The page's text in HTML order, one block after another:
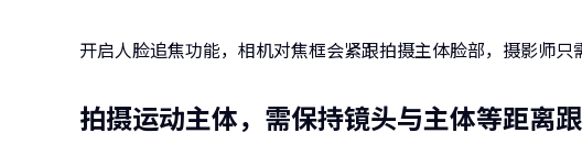
开启人脸追焦功能，相机对焦框会紧跟拍摄主体脸部，摄影师只
拍摄运动主体，需保持镜头与主体等距离